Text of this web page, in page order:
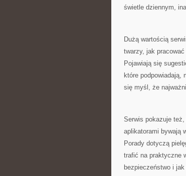
świetle dziennym,
Dużą wartością
twarzy, jak
Pojawiają się
które podpowiadają,
się myśl, że
Serwis pokazuje
aplikatorami bywają
Porady dotyczą
trafić na praktyczne
bezpieczeństwo i